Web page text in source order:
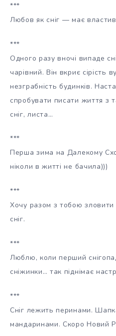
***
Любов як сніг — має
***
Одного разу вночі випаде
чарівний. Він вкриє сірість
незграбність будинків.
спробувати писати життя з
сніг, листа…
***
Перша зима на Далекому
ніколи в житті не бачила)))
***
Хочу разом з тобою
сніг.
***
Люблю, коли перший
сніжинки… так піднімає
***
Сніг лежить перинами.
мандаринами. Скоро Новий